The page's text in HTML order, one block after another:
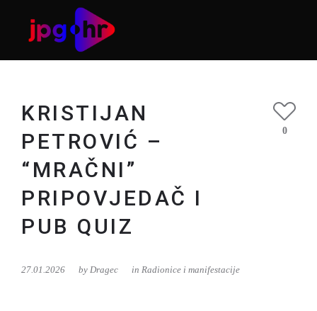
KRISTIJAN
PETROVIĆ –
“MRAČNI”
PRIPOVJEDAČ I
PUB QUIZ
27.01.2026 by Dragec in Radionice i manifestacije
0